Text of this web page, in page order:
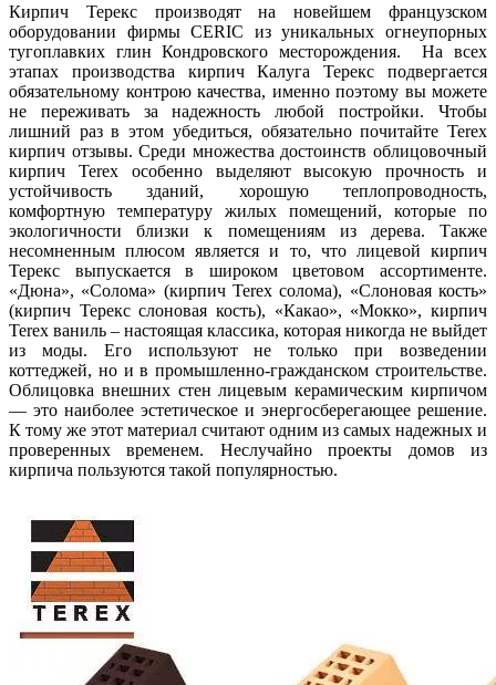
Кирпич Терекс производят на новейшем французском
оборудовании фирмы CERIC из уникальных огнеупорных
тугоплавких глин Кондровского месторождения. На всех
этапах производства кирпич Калуга Терекс подвергается
обязательному контрою качества, именно поэтому вы можете
не переживать за надежность любой постройки. Чтобы
лишний раз в этом убедиться, обязательно почитайте Terex
кирпич отзывы. Среди множества достоинств облицовочный
кирпич Terex особенно выделяют высокую прочность и
устойчивость зданий, хорошую теплопроводность,
комфортную температуру жилых помещений, которые по
экологичности близки к помещениям из дерева. Также
несомненным плюсом является и то, что лицевой кирпич
Терекс выпускается в широком цветовом ассортименте.
«Дюна», «Солома» (кирпич Terex солома), «Слоновая кость»
(кирпич Терекс слоновая кость), «Какао», «Мокко», кирпич
Terex ваниль – настоящая классика, которая никогда не выйдет
из моды. Его используют не только при возведении
коттеджей, но и в промышленно-гражданском строительстве.
Облицовка внешних стен лицевым керамическим кирпичом
— это наиболее эстетическое и энергосберегающее решение.
К тому же этот материал считают одним из самых надежных и
проверенных временем. Неслучайно проекты домов из
кирпича пользуются такой популярностью.